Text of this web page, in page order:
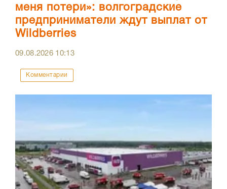
меня потери»: волгоградские
предприниматели ждут выплат от
Wildberries
09.08.2026 10:13
Комментарии